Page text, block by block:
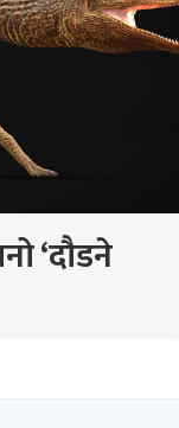
‘दौडने